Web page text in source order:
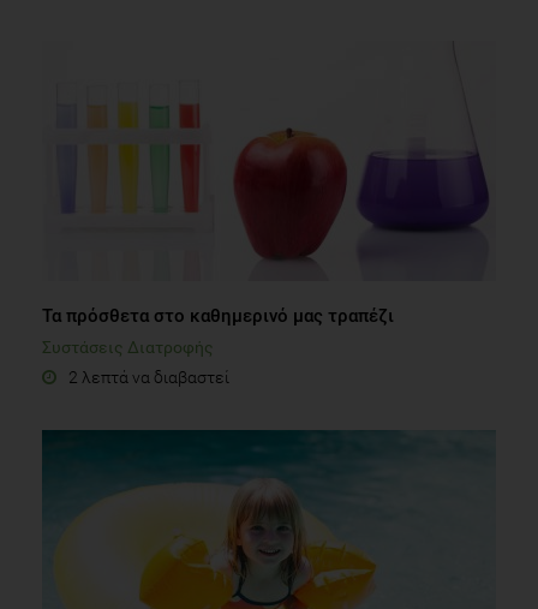
Τα πρόσθετα στο καθημερινό μας τραπέζι
Συστάσεις Διατροφής
2 λεπτά να διαβαστεί